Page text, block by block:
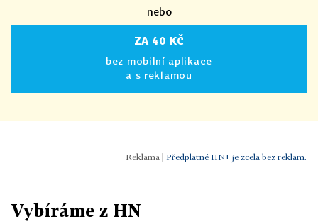
nebo
ZA 40 KČ
bez mobilní aplikace
a s reklamou
Předplatné HN+ je zcela bez reklam.
Vybíráme z HN